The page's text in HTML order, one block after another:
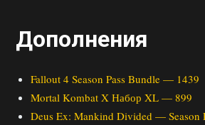
Дополнения
Fallout 4 Season Pass Bundle — 1439
Mortal Kombat X Набор XL — 899
Deus Ex: Mankind Divided — Season